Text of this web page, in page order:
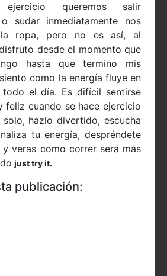
ejercicio queremos salir
sudar inmediatamente nos
la ropa, pero no es así, al
desde el momento que
hasta que termino mis
como la energía fluye en
todo el día. Es difícil sentirse
feliz cuando se hace ejercicio
hazlo divertido, escucha
tu energía, despréndete
veras como correr será más
just try it.
publicación: